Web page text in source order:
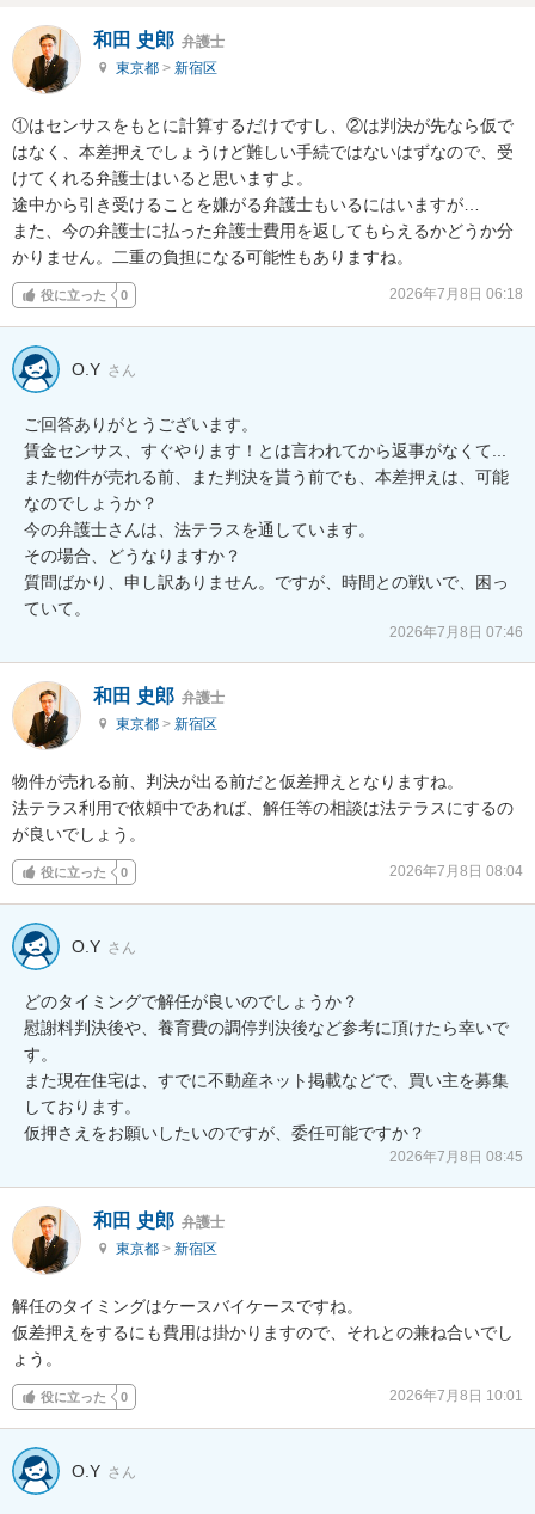
和田 史郎 弁護士
東京都 > 新宿区
①はセンサスをもとに計算するだけですし、②は判決が先なら仮で
はなく、本差押えでしょうけど難しい手続ではないはずなので、受
けてくれる弁護士はいると思いますよ。
途中から引き受けることを嫌がる弁護士もいるにはいますが…
また、今の弁護士に払った弁護士費用を返してもらえるかどうか分
かりません。二重の負担になる可能性もありますね。
役に立った 0 2026年7月8日 06:18
O.Y さん
ご回答ありがとうございます。
賃金センサス、すぐやります！とは言われてから返事がなくて...
また物件が売れる前、また判決を貰う前でも、本差押えは、可能
なのでしょうか？
今の弁護士さんは、法テラスを通しています。
その場合、どうなりますか？
質問ばかり、申し訳ありません。ですが、時間との戦いで、困っ
ていて。
2026年7月8日 07:46
和田 史郎 弁護士
東京都 > 新宿区
物件が売れる前、判決が出る前だと仮差押えとなりますね。
法テラス利用で依頼中であれば、解任等の相談は法テラスにするの
が良いでしょう。
役に立った 0 2026年7月8日 08:04
O.Y さん
どのタイミングで解任が良いのでしょうか？
慰謝料判決後や、養育費の調停判決後など参考に頂けたら幸いで
す。
また現在住宅は、すでに不動産ネット掲載などで、買い主を募集
しております。
仮押さえをお願いしたいのですが、委任可能ですか？
2026年7月8日 08:45
和田 史郎 弁護士
東京都 > 新宿区
解任のタイミングはケースバイケースですね。
仮差押えをするにも費用は掛かりますので、それとの兼ね合いでし
ょう。
役に立った 0 2026年7月8日 10:01
O.Y さん